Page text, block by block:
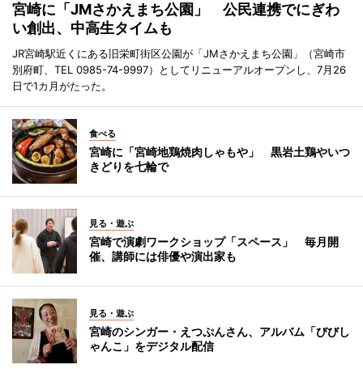
宮崎に「JMさかえまち公園」 公民連携でにぎわ
い創出、中高生タイムも
JR宮崎駅近くにある旧栄町街区公園が「JMさかえまち公園」（宮崎市
別府町、TEL 0985-74-9997）としてリニューアルオープンし、7月26
日で1カ月がたった。
食べる
宮崎に「宮崎地鶏焼肉しゃもや」 黒岩土鶏やいつ
きどりを七輪で
見る・遊ぶ
宮崎で演劇ワークショップ「スペース」 毎月開
催、講師には俳優や演出家も
見る・遊ぶ
宮崎のシンガー・えつぷんさん、アルバム「びびし
ゃんこ」をデジタル配信